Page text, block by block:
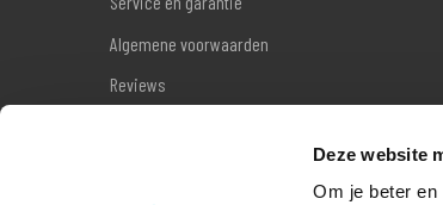
Deze website
Om je beter
Algemene voorwaarden
Reviews